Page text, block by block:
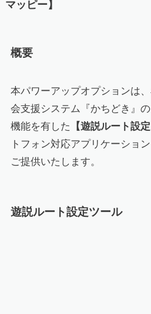
マッピー】
概要
本パワーアップオプションは
会支援システム『かちどき』
機能を有した
【遊説ルート設
トフォン対応アプリケーション
ご提供いたします。
遊説ルート設定ツール